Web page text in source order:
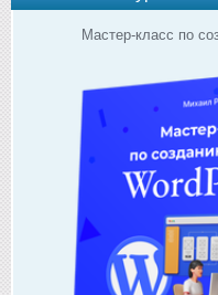
Мастер-класс по